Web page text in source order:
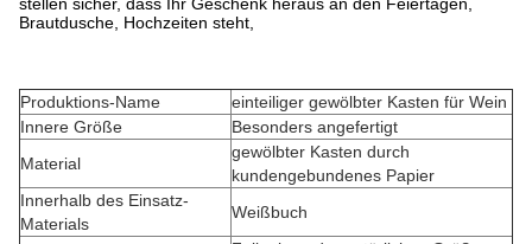
Brautdusche, Hochzeiten steht,
Produktions-Name einteiliger gewölbter Kasten für Wein
Innere Größe
Besonders angefertigt
Material
gewölbter Kasten durch
kundengebundenes Papier
Innerhalb des Einsatz-
Materials
Weißbuch